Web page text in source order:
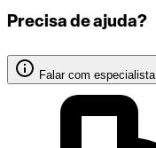
Precisa de ajuda?
Falar com especialista